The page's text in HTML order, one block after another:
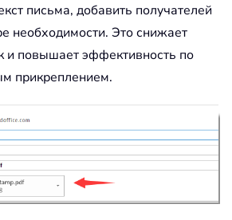
письма, добавить получателей
необходимости. Это снижает
и повышает эффективность по
прикреплением.